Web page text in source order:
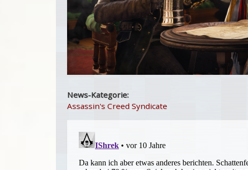
News-Kategorie:
Assassin's Creed Syndicate